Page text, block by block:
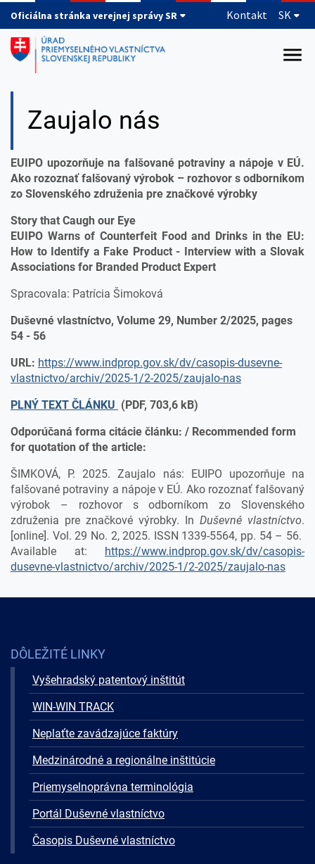
Preskočiť na hlavný obsah
Oficiálna stránka verejnej správy SR Kontakt SK
Zaujalo nás
EUIPO upozorňuje na falšované potraviny a nápoje v EÚ.
Ako rozoznať falšovaný výrobok – rozhovor s odborníkom
zo Slovenského združenia pre značkové výrobky
Story that Caugh our Eye
EUIPO Warns of Counterfeit Food and Drinks in the EU:
How to Identify a Fake Product - Interview with a Slovak
Associations for Branded Product Expert
Spracovala: Patrícia Šimoková
Duševné vlastníctvo, Volume 29, Number 2/2025, pages
54 - 56
URL: https://www.indprop.gov.sk/dv/casopis-dusevne-
vlastnictvo/archiv/2025-1/2-2025/zaujalo-nas
PLNÝ TEXT ČLÁNKU (PDF, 703,6 kB)
Odporúčaná forma citácie článku: / Recommended form
for quotation of the article:
ŠIMKOVÁ, P. 2025. Zaujalo nás: EUIPO upozorňuje na
falšované potraviny a nápoje v EÚ. Ako rozoznať falšovaný
výrobok – rozhovor s odborníkom zo Slovenského
združenia pre značkové výrobky. In Duševné vlastníctvo.
[online]. Vol. 29 No. 2, 2025. ISSN 1339-5564, pp. 54 – 56.
Available at: https://www.indprop.gov.sk/dv/casopis-
dusevne-vlastnictvo/archiv/2025-1/2-2025/zaujalo-nas
DÔLEŽITÉ LINKY
Vyšehradský patentový inštitút
WIN-WIN TRACK
Neplaťte zavádzajúce faktúry
Medzinárodné a regionálne inštitúcie
Priemyselnoprávna terminológia
Portál Duševné vlastníctvo
Časopis Duševné vlastníctvo